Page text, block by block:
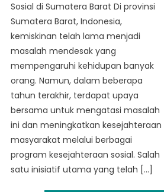
Sosial di Sumatera Barat Di provinsi
Sumatera Barat, Indonesia,
kemiskinan telah lama menjadi
masalah mendesak yang
mempengaruhi kehidupan banyak
orang. Namun, dalam beberapa
tahun terakhir, terdapat upaya
bersama untuk mengatasi masalah
ini dan meningkatkan kesejahteraan
masyarakat melalui berbagai
program kesejahteraan sosial. Salah
satu inisiatif utama yang telah […]